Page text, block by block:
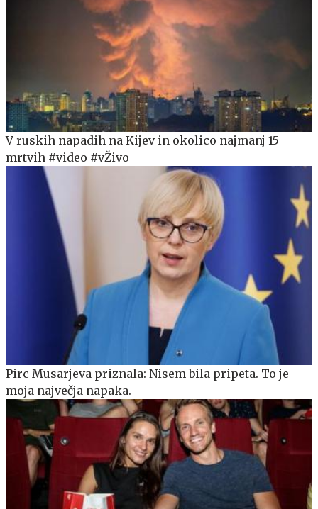
V ruskih napadih na Kijev in okolico najmanj 15
mrtvih #video #vŽivo
Pirc Musarjeva priznala: Nisem bila pripeta. To je
moja največja napaka.